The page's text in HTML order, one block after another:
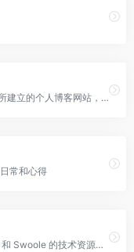
如默星空是一个不会C语言的伪程序员所建立的个人博客网站，网站不定期分享个人生活、代码技术、奇闻轶事以及相关的随笔碎片。
常和心得
关注 PHP 开发等技术，分享关于 PHP 和 Swoole 的技术资源、实用的扩展插件、有趣的网站、WordPress 等一切好玩的东西！